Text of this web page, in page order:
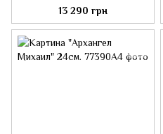
13 290 грн